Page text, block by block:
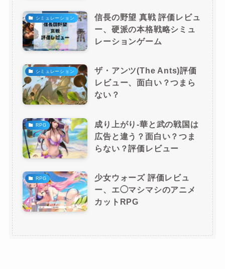
シミュレーション
信長の野望 真戦 評価レビュ
ー、硬派の本格戦略シミュ
レーションゲーム
シミュレーション
ザ・アンツ(The Ants)評価
レビュー、面白い？つまら
ない？
RPG
成り上がり-華と武の戦国は
広告と違う？面白い？つま
らない？評価レビュー
RPG
少女ウォーズ 評価レビュ
ー、エ◯マシマシのアニメ
カットRPG